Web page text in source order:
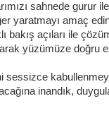
sahnede gurur
yaratmayı amaç
bakış açıları ile
yüzümüze doğru
sessizce
inandık,